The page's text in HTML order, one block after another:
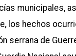
municipales,
los hechos
serrana de